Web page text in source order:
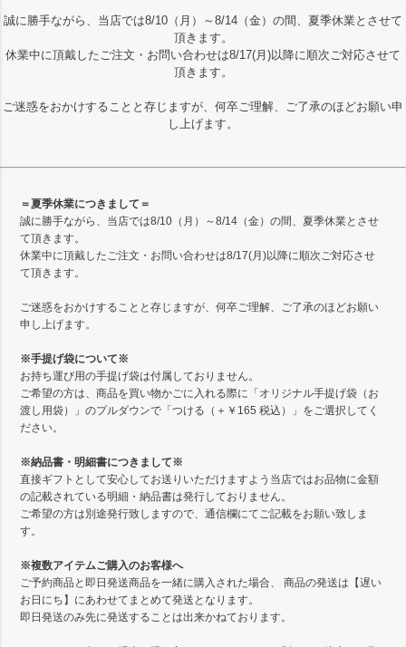
誠に勝手ながら、当店では8/10（月）～8/14（金）の間、夏季休業とさせて
頂きます。
休業中に頂戴したご注文・お問い合わせは8/17(月)以降に順次ご対応させて
頂きます。
ご迷惑をおかけすることと存じますが、何卒ご理解、ご了承のほどお願い申
し上げます。
＝夏季休業につきまして＝
誠に勝手ながら、当店では8/10（月）～8/14（金）の間、夏季休業とさせ
て頂きます。
休業中に頂戴したご注文・お問い合わせは8/17(月)以降に順次ご対応させ
て頂きます。
ご迷惑をおかけすることと存じますが、何卒ご理解、ご了承のほどお願い
申し上げます。
※手提げ袋について※
お持ち運び用の手提げ袋は付属しておりません。
ご希望の方は、商品を買い物かごに入れる際に「オリジナル手提げ袋（お
渡し用袋）」のプルダウンで「つける（＋￥165 税込）」をご選択してく
ださい。
※納品書・明細書につきまして※
直接ギフトとして安心してお送りいただけますよう当店ではお品物に金額
の記載されている明細・納品書は発行しておりません。
ご希望の方は別途発行致しますので、通信欄にてご記載をお願い致しま
す。
※複数アイテムご購入のお客様へ
ご予約商品と即日発送商品を一緒に購入された場合、 商品の発送は【遅い
お日にち】にあわせてまとめて発送となります。
即日発送のみ先に発送することは出来かねております。